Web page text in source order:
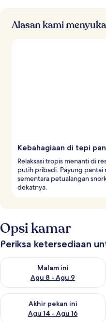
Alasan kami
Kebahagiaan di tepi
Relaksasi tropis menanti di
putih pribadi. Payung pantai
sementara petualangan
dekatnya.
Opsi kamar
Periksa ketersediaan
Malam ini
Agu 8 - Agu 9
Periksa ketersediaan untuk
Akhir pekan ini
Agu 14 - Agu 16
Periksa ketersediaan untuk